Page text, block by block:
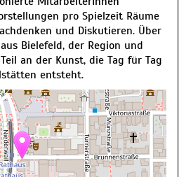
pro Spielzeit Räume
und Diskutieren. Über
Bielefeld, der Region und
an der Kunst, die Tag für Tag
entsteht.